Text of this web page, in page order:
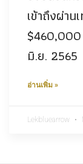
เข้าถึงผ่า
มิ.ย. 2565
อ่านเพิ่ม »
Lekbluearrow